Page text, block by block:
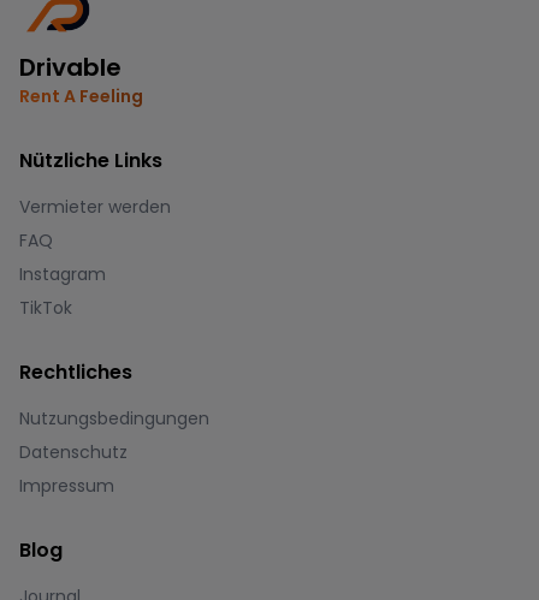
Drivable
Rent A Feeling
Nützliche Links
Vermieter werden
FAQ
Instagram
TikTok
Rechtliches
Nutzungsbedingungen
Datenschutz
Impressum
Blog